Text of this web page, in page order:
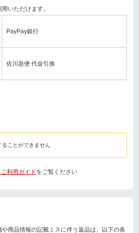
いただけます。
PayPay銀行
佐川急便 代金引換
ることができません
利用ガイドをご覧ください
商品情報の記載ミスに伴う返品は、以下の条